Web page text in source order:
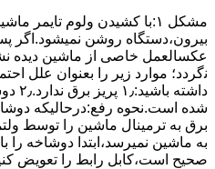
مشکل ۱:ﺑﺎ ﮐﺸﯿﺪن وﻟﻮم
ﺑﯿﺮون،دستگاه روﺷﻦ نمیشود.اﮔﺮ
عکسالعمل ﺧﺎﺻﯽ از ﻣﺎﺷﯿﻦ دﯾﺪه
ﻧگردد؛ موارد زیر را بعنوان ﻋﻠﻞ
ﺷﺪه است.نحوه رفع:درحالیکه
ﺑﺮق ﺑﻪ ﺗﺮﻣﯿﻨﺎل ﻣﺎﺷﯿﻦ را ﺗﻮﺳﻂ
ﺑﻪ ﻣﺎﺷﯿﻦ نمیرسد،اﺑﺘﺪا دوشاخه را
ﺻﺤﯿﺢ اﺳﺖ،ﮐﺎﺑﻞ راﺑﻂ را ﺗﻌﻮﯾﺾ